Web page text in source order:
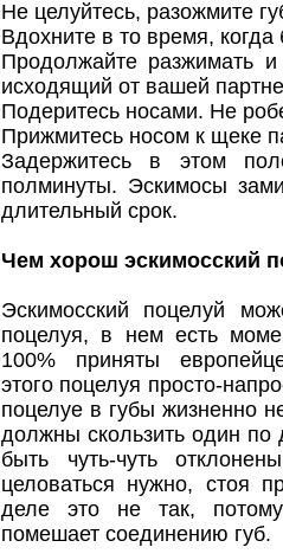
Не целуйтесь, разожмите
Вдохните в то время, когда
Продолжайте разжимать
исходящий от вашей
Подеритесь носами. Не
Прижмитесь носом к щеке
Задержитесь в этом
полминуты. Эскимосы
длительный срок.
Чем хорош эскимосский
Эскимосский поцелуй
поцелуя, в нем есть
100% приняты
этого поцелуя просто-
поцелуе в губы жизненно
должны скользить один
быть чуть-чуть
целоваться нужно, стоя
деле это не так,
помешает соединению губ.